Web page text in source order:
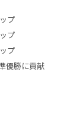
プ
プ
プ
優勝に貢献